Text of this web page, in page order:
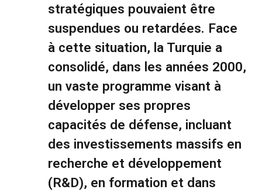
stratégiques pouvaient être
suspendues ou retardées. Face
à cette situation, la Turquie a
consolidé, dans les années 2000,
un vaste programme visant à
développer ses propres
capacités de défense, incluant
des investissements massifs en
recherche et développement
(R&D), en formation et dans